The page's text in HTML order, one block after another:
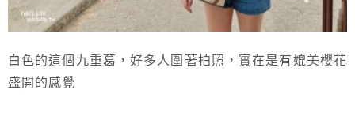
白色的這個九重葛，好多人圍著拍照，實在是有媲美櫻花
盛開的感覺